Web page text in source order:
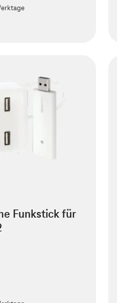
Funkstick für